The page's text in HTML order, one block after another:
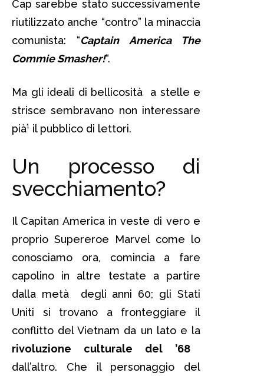
Cap sarebbe stato successivamente
riutilizzato anche “contro” la minaccia
comunista: “Captain America The
Commie Smasher!“.
Ma gli ideali di bellicosità a stelle e
strisce sembravano non interessare
pià¹ il pubblico di lettori.
Un processo di
svecchiamento?
Il Capitan America in veste di vero e
proprio Supereroe Marvel come lo
conosciamo ora, comincia a fare
capolino in altre testate a partire
dalla metà degli anni 60; gli Stati
Uniti si trovano a fronteggiare il
conflitto del Vietnam da un lato e la
rivoluzione culturale del ’68
dall’altro. Che il personaggio del